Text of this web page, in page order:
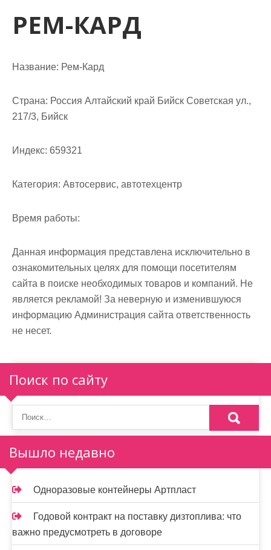
РЕМ-КАРД
Название: Рем-Кард
Страна: Россия Алтайский край Бийск Советская ул.,
217/3, Бийск
Индекс: 659321
Категория: Автосервис, автотехцентр
Время работы:
Данная информация представлена исключительно в
ознакомительных целях для помощи посетителям
сайта в поиске необходимых товаров и компаний. Не
является рекламой! За неверную и изменившуюся
информацию Администрация сайта ответственность
не несет.
Поиск по сайту
Вышло недавно
Одноразовые контейнеры Артпласт
Годовой контракт на поставку дизтоплива: что
важно предусмотреть в договоре